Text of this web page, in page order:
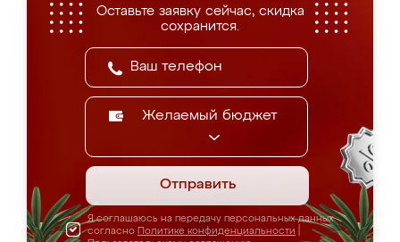
Оставьте заявку сейчас, скидка
сохранится.
Желаемый бюджет
Отправить
Я соглашаюсь на передачу персональных данных
согласно Политике конфиденциальности